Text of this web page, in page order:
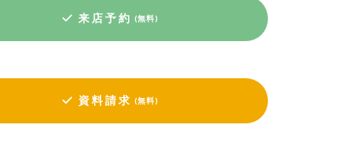
来店予約 (無料)
資料請求 (無料)